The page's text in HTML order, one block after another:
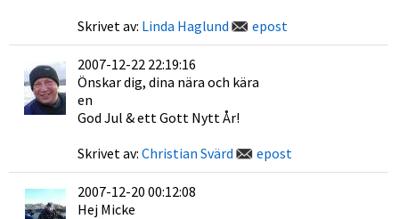
Skrivet av: Linda Haglund epost
2007-12-22 22:19:16
Önskar dig, dina nära och kära
en
God Jul & ett Gott Nytt År!
Skrivet av: Christian Svärd epost
2007-12-20 00:12:08
Hej Micke